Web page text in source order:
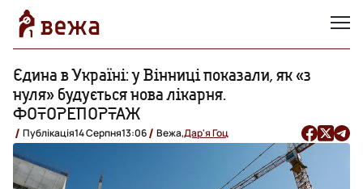
Єдина в Україні: у Вінниці показали, як «з
нуля» будується нова лікарня.
ФОТОРЕПОРТАЖ
Публікація14 Серпня13:06 Вежа,Дар'я Гоц